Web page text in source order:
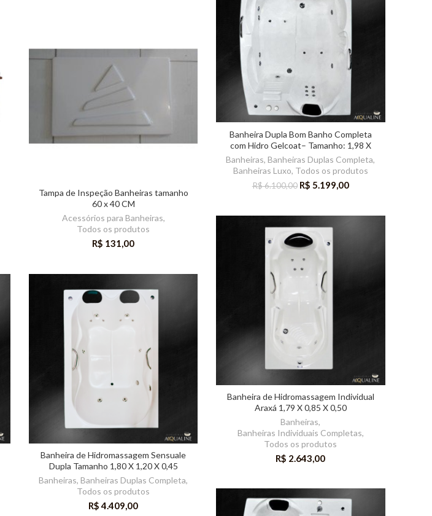
Banheira Dupla Bom Banho Completa
com Hidro Gelcoat– Tamanho: 1,98 X
1,42 X 0,51m
Banheiras, Banheiras Duplas Completa,
Banheiras Luxo, Todos os produtos
R$6.100,00 R$ 5.199,00
Tampa de Inspeção Banheiras tamanho
60 x 40 CM
Acessórios para Banheiras,
Todos os produtos
R$ 131,00
Banheira de Hidromassagem Individual
Araxá 1,79 X 0,85 X 0,50
Banheiras,
Banheiras Individuais Completas,
Todos os produtos
R$ 2.643,00
Banheira de Hidromassagem Sensuale
Dupla Tamanho 1,80 X 1,20 X 0,45
Banheiras, Banheiras Duplas Completa,
Todos os produtos
R$4.409,00